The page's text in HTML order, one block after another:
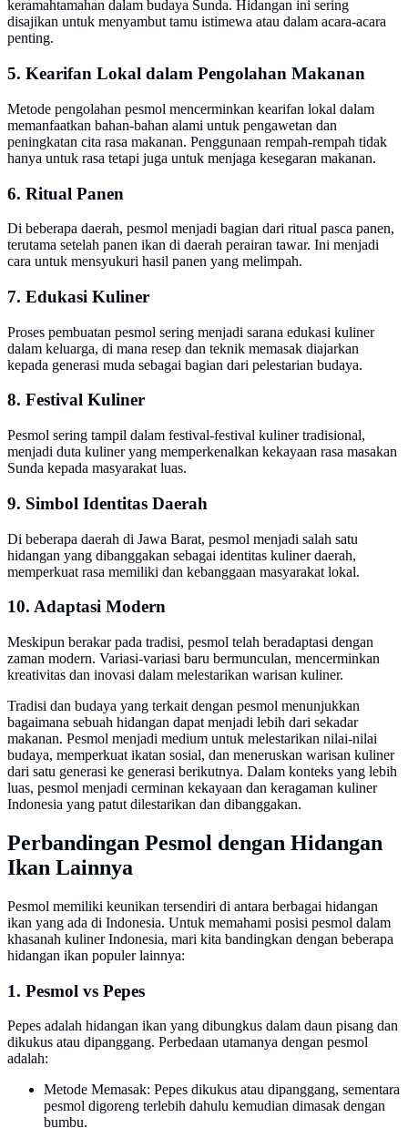
keramahtamahan dalam budaya Sunda. Hidangan ini sering
disajikan untuk menyambut tamu istimewa atau dalam acara-acara
penting.
5. Kearifan Lokal dalam Pengolahan Makanan
Metode pengolahan pesmol mencerminkan kearifan lokal dalam
memanfaatkan bahan-bahan alami untuk pengawetan dan
peningkatan cita rasa makanan. Penggunaan rempah-rempah tidak
hanya untuk rasa tetapi juga untuk menjaga kesegaran makanan.
6. Ritual Panen
Di beberapa daerah, pesmol menjadi bagian dari ritual pasca panen,
terutama setelah panen ikan di daerah perairan tawar. Ini menjadi
cara untuk mensyukuri hasil panen yang melimpah.
7. Edukasi Kuliner
Proses pembuatan pesmol sering menjadi sarana edukasi kuliner
dalam keluarga, di mana resep dan teknik memasak diajarkan
kepada generasi muda sebagai bagian dari pelestarian budaya.
8. Festival Kuliner
Pesmol sering tampil dalam festival-festival kuliner tradisional,
menjadi duta kuliner yang memperkenalkan kekayaan rasa masakan
Sunda kepada masyarakat luas.
9. Simbol Identitas Daerah
Di beberapa daerah di Jawa Barat, pesmol menjadi salah satu
hidangan yang dibanggakan sebagai identitas kuliner daerah,
memperkuat rasa memiliki dan kebanggaan masyarakat lokal.
10. Adaptasi Modern
Meskipun berakar pada tradisi, pesmol telah beradaptasi dengan
zaman modern. Variasi-variasi baru bermunculan, mencerminkan
kreativitas dan inovasi dalam melestarikan warisan kuliner.
Tradisi dan budaya yang terkait dengan pesmol menunjukkan
bagaimana sebuah hidangan dapat menjadi lebih dari sekadar
makanan. Pesmol menjadi medium untuk melestarikan nilai-nilai
budaya, memperkuat ikatan sosial, dan meneruskan warisan kuliner
dari satu generasi ke generasi berikutnya. Dalam konteks yang lebih
luas, pesmol menjadi cerminan kekayaan dan keragaman kuliner
Indonesia yang patut dilestarikan dan dibanggakan.
Perbandingan Pesmol dengan Hidangan
Ikan Lainnya
Pesmol memiliki keunikan tersendiri di antara berbagai hidangan
ikan yang ada di Indonesia. Untuk memahami posisi pesmol dalam
khasanah kuliner Indonesia, mari kita bandingkan dengan beberapa
hidangan ikan populer lainnya:
1. Pesmol vs Pepes
Pepes adalah hidangan ikan yang dibungkus dalam daun pisang dan
dikukus atau dipanggang. Perbedaan utamanya dengan pesmol
adalah:
Metode Memasak: Pepes dikukus atau dipanggang, sementara
pesmol digoreng terlebih dahulu kemudian dimasak dengan
bumbu.